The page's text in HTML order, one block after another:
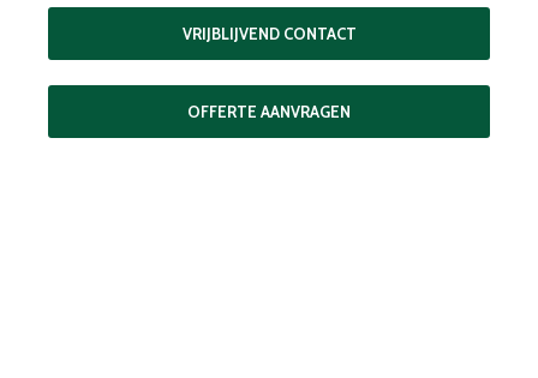
VRIJBLIJVEND CONTACT
OFFERTE AANVRAGEN